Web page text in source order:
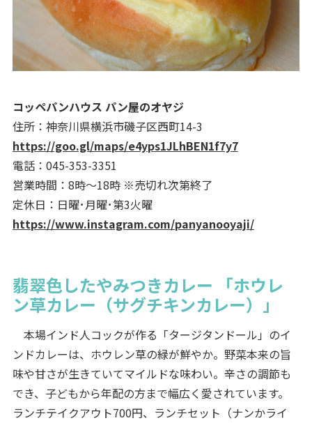
コッペパンハウス パン屋のオヤジ
住所：神奈川県横浜市磯子区西町14-3
https://goo.gl/maps/e4yps1JLhBEN1f7y7
電話：045-353-3351
営業時間：8時～18時 ※売切れ次第終了
定休日：日曜･月曜･第3火曜
https://www.instagram.com/panyanooyaji/
翡翠色したやみつきカレー 「ホウレ
ン草カレー（サグチキンカレー）」
本場インド人コックが作る「タージタンドール」のイ
ンドカレーは、ホウレン草の緑が鮮やか。野菜本来の旨
味や甘さが生きていてマイルドな味わい。辛さの調節も
でき、子どもから年配の方まで幅広く愛されています。
ランチテイクアウト700円、ランチセット（ナンかライ